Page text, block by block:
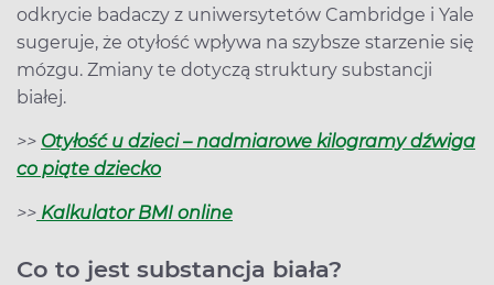
odkrycie badaczy z uniwersytetów Cambridge i Yale
sugeruje, że otyłość wpływa na szybsze starzenie się
mózgu. Zmiany te dotyczą struktury substancji
białej.
>> Otyłość u dzieci – nadmiarowe kilogramy dźwiga
co piąte dziecko
>> Kalkulator BMI online
Co to jest substancja biała?